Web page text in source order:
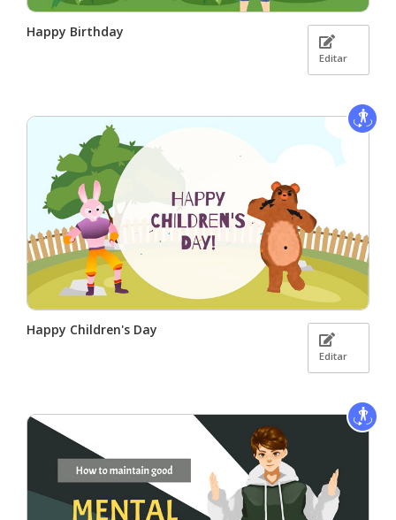
Happy Birthday
Editar
Happy Children's Day
Editar